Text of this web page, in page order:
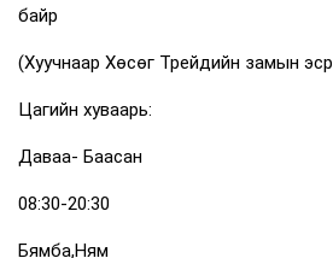
байр
(Хуучнаар Хөсөг Трейдийн замын
Цагийн хуваарь:
Даваа- Баасан
08:30-20:30
Бямба,Ням